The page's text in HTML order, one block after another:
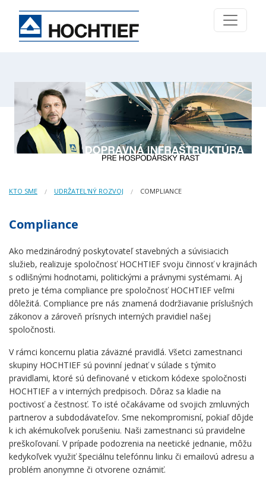
KTO SME UDRŽATEL'NÝ ROZVOJ COMPLIANCE
Compliance
Ako medzinárodný poskytovateľ stavebných a súvisiacich
služieb, realizuje spoločnosť HOCHTIEF svoju činnosť v krajinách
s odlišnými hodnotami, politickými a právnymi systémami. Aj
preto je téma compliance pre spoločnosť HOCHTIEF veľmi
dôležitá. Compliance pre nás znamená dodržiavanie príslušných
zákonov a zároveň prísnych interných pravidiel našej
spoločnosti.
V rámci koncernu platia záväzné pravidlá. Všetci zamestnanci
skupiny HOCHTIEF sú povinní jednať v súlade s týmito
pravidlami, ktoré sú definované v etickom kódexe spoločnosti
HOCHTIEF a v interných predpisoch. Dôraz sa kladie na
poctivosť a čestnosť. To isté očakávame od svojich zmluvných
partnerov a subdodávateľov. Sme nekompromisní, pokiaľ dôjde
k ich akémukoľvek porušeniu. Naši zamestnanci sú pravidelne
preškoľovaní. V prípade podozrenia na neetické jednanie, môžu
kedykoľvek využiť špeciálnu telefónnu linku či emailovú adresu a
problém anonymne či otvorene oznámiť.